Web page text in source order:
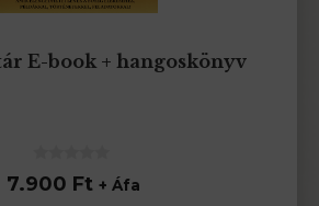
E-book + hangoskönyv
0
az
7.900 Ft + Áfa